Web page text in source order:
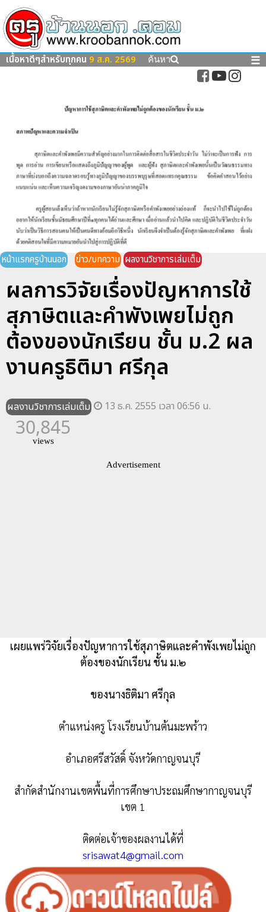
เนื้อหาดีๆสำหรับทุกคน 9 ส.ค. 2569 ค้นหา ☰
หน้าแรกครูบ้านนอก ข่าว/บทความ ผลงานวิชาการเล่มเต็ม
ผลการวิจัยเรื่องปัญหาการใช้
สุภาษิตและคำพังเพยไม่ถูก
ต้องของนักเรียน ชั้น ม.2 ผล
งานครูธิติมา ศรีกุล
ผลงานวิชาการเล่มเต็ม 13 ธ.ค. 2555 เวลา 06:56 น.
30,845
views
Advertisement
เผยแพร่วิจัยเรื่องปัญหาการใช้สุภาษิตและคำพังเพยไม่ถูก
ต้องของนักเรียน ชั้น ม.๒
ของนางธิติมา ศรีกุล
ตำแหน่งครู โรงเรียนบ้านต้นมะพร้าว
อำเภอศรีสวัสดิ์ จังหวัดกาญจนบุรี
สำกัดสำนักงานเขตพื้นที่การศึกษาประถมศึกษากาญจนบุรี
เขต 1
ติดต่อเจ้าของผลงานได้ที่
srisawat4@gmail.com